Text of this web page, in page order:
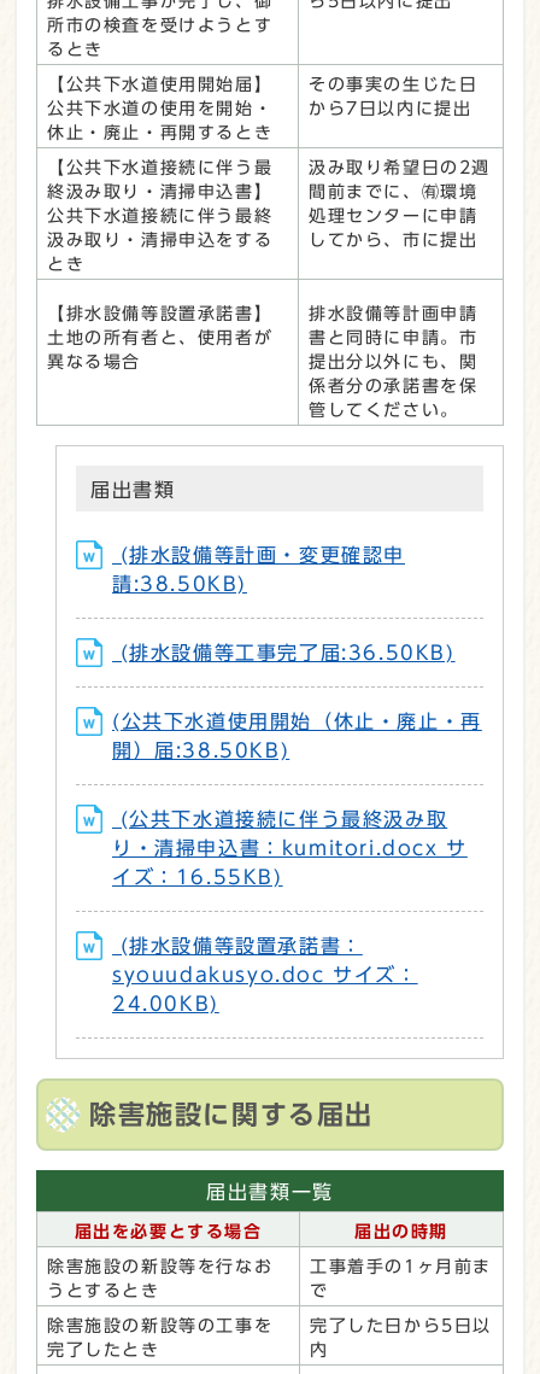
所市の検査を受けようとす
るとき
【公共下水道使用開始届】
公共下水道の使用を開始・
休止・廃止・再開するとき
その事実の生じた日
から7日以内に提出
【公共下水道接続に伴う最
終汲み取り・清掃申込書】
公共下水道接続に伴う最終
汲み取り・清掃申込をする
とき
汲み取り希望日の2週
間前までに、㈲環境
処理センターに申請
してから、市に提出
【排水設備等設置承諾書】
土地の所有者と、使用者が
異なる場合
排水設備等計画申請
書と同時に申請。市
提出分以外にも、関
係者分の承諾書を保
管してください。
届出書類
(排水設備等計画・変更確認申
請:38.50KB)
(排水設備等工事完了届:36.50KB)
(公共下水道使用開始（休止・廃止・再
開）届:38.50KB)
(公共下水道接続に伴う最終汲み取
り・清掃申込書：kumitori.docx サ
イズ：16.55KB)
(排水設備等設置承諾書：
syouudakusyo.doc サイズ：
24.00KB)
除害施設に関する届出
届出書類一覧
届出を必要とする場合 届出の時期
除害施設の新設等を行なお
うとするとき
工事着手の1ヶ月前ま
で
除害施設の新設等の工事を
完了したとき
完了した日から5日以
内